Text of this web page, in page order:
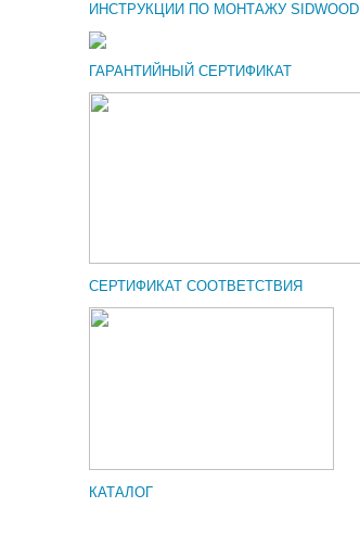
ИНСТРУКЦИИ ПО МОНТАЖУ SIDWOOD
ГАРАНТИЙНЫЙ СЕРТИФИКАТ
СЕРТИФИКАТ СООТВЕТСТВИЯ
КАТАЛОГ